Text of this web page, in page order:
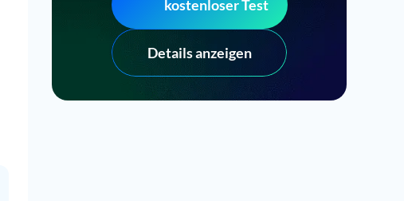
kostenloser Test
Details anzeigen